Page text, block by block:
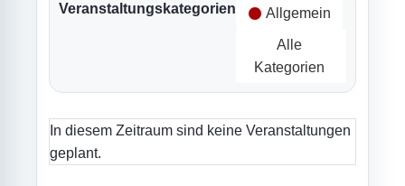
Veranstaltungskategorien Allgemein
Alle
Kategorien
In diesem Zeitraum sind keine Veranstaltungen
geplant.